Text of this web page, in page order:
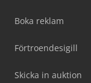
Boka reklam
Förtroendesigill
Skicka in auktion